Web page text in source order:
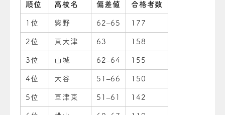
順位 高校名 偏差値 合格者数
1位 紫野 62–65 177
2位 東大津 63 158
3位 山城 62–64 155
4位 大谷 51–66 150
5位 草津東 51–61 142